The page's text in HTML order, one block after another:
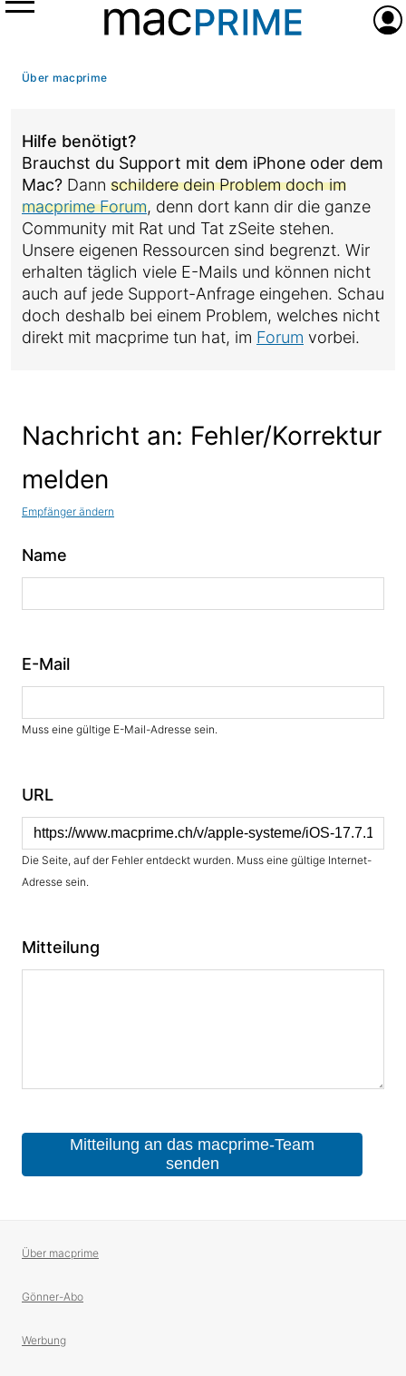
Menü
Über macprime
Hilfe benötigt?
Brauchst du Support mit dem iPhone oder dem
Mac? Dann schildere dein Problem doch im
macprime Forum, denn dort kann dir die ganze
Community mit Rat und Tat zSeite stehen.
Unsere eigenen Ressourcen sind begrenzt. Wir
erhalten täglich viele E-Mails und können nicht
auch auf jede Support-Anfrage eingehen. Schau
doch deshalb bei einem Problem, welches nicht
direkt mit macprime tun hat, im Forum vorbei.
Nachricht an: Fehler/Korrektur
melden
Empfänger ändern
Name
E-Mail
Muss eine gültige E-Mail-Adresse sein.
URL
Die Seite, auf der Fehler entdeckt wurden. Muss eine gültige Internet-
Adresse sein.
Mitteilung
Mitteilung an das macprime-Team
senden
Über macprime
Gönner-Abo
Werbung